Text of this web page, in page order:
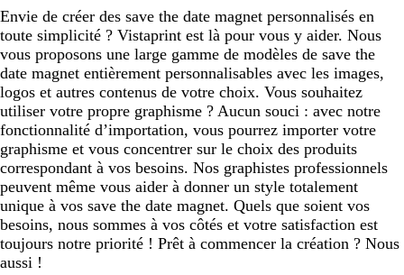
Envie de créer des save the date magnet personnalisés en
toute simplicité ? Vistaprint est là pour vous y aider. Nous
vous proposons une large gamme de modèles de save the
date magnet entièrement personnalisables avec les images,
logos et autres contenus de votre choix. Vous souhaitez
utiliser votre propre graphisme ? Aucun souci : avec notre
fonctionnalité d’importation, vous pourrez importer votre
graphisme et vous concentrer sur le choix des produits
correspondant à vos besoins. Nos graphistes professionnels
peuvent même vous aider à donner un style totalement
unique à vos save the date magnet. Quels que soient vos
besoins, nous sommes à vos côtés et votre satisfaction est
toujours notre priorité ! Prêt à commencer la création ? Nous
aussi !